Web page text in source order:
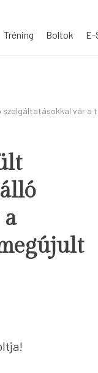
Tréning Boltok E-
szolgáltatásokkal vár a